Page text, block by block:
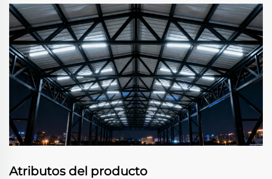
Atributos del producto